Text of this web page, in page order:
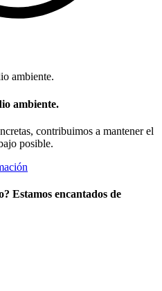
ambiente.
contribuimos a mantener el
posible.
Estamos encantados de